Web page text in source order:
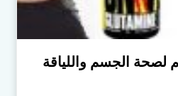
لصحة الجسم واللياقة